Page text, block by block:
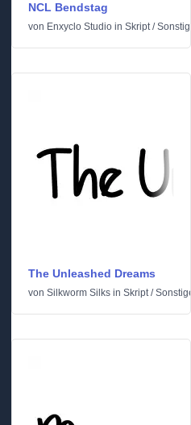
NCL Bendstag
von Enxyclo Studio in Skript/
The Unleashed Dreams
von Silkworm Silks in Skript/